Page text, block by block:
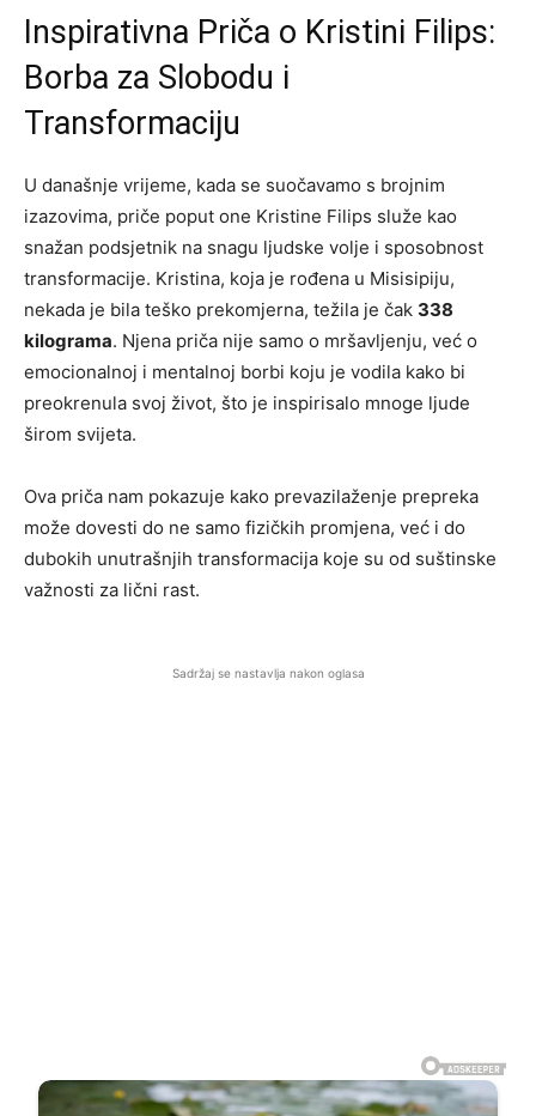
Inspirativna Priča o Kristini Filips:
Borba za Slobodu i
Transformaciju
U današnje vrijeme, kada se suočavamo s brojnim
izazovima, priče poput one Kristine Filips služe kao
snažan podsjetnik na snagu ljudske volje i sposobnost
transformacije. Kristina, koja je rođena u Misisipiju,
nekada je bila teško prekomjerna, težila je čak 338
kilograma. Njena priča nije samo o mršavljenju, već o
emocionalnoj i mentalnoj borbi koju je vodila kako bi
preokrenula svoj život, što je inspirisalo mnoge ljude
širom svijeta.
Ova priča nam pokazuje kako prevazilaženje prepreka
može dovesti do ne samo fizičkih promjena, već i do
dubokih unutrašnjih transformacija koje su od suštinske
važnosti za lični rast.
Sadržaj se nastavlja nakon oglasa